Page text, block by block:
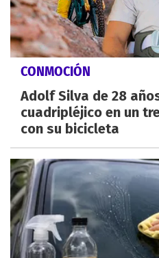
CONMOCIÓN
Adolf Silva de 28
cuadripléjico en un
con su bicicleta